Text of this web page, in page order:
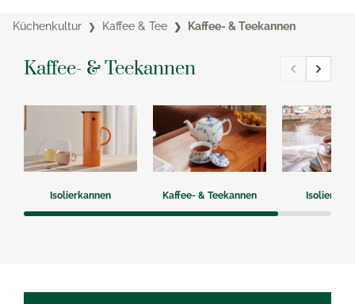
Küchenkultur Kaffee & Tee Kaffee- & Teekannen
Kaffee- & Teekannen
Isolierkannen Kaffee- & Teekannen